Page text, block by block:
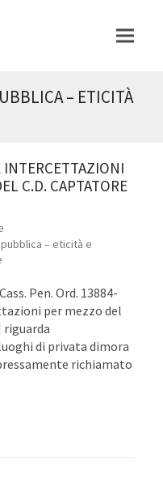
– ETICITÀ
C.D. CAPTATORE
– eticità e
Pen. Ord. 13884-
per mezzo del
di privata dimora
richiamato